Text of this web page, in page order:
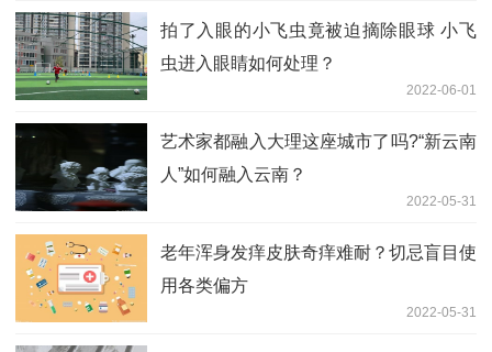
拍了入眼的小飞虫竟被迫摘除眼球 小飞
虫进入眼睛如何处理？
2022-06-01
艺术家都融入大理这座城市了吗?“新云南
人”如何融入云南？
2022-05-31
老年浑身发痒皮肤奇痒难耐？切忌盲目使
用各类偏方
2022-05-31